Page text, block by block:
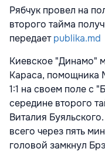
Рябчук провел на
второго тайма
передаетpublika.md
Киевское "Динамо"
Караса, помощника
1:1 на своем поле с
середине второго
Виталия
всего через пять
головой замкнул